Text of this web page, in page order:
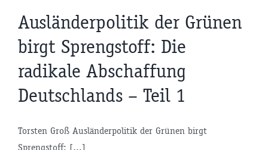
Ausländerpolitik der Grünen
birgt Sprengstoff: Die
radikale Abschaffung
Deutschlands – Teil 1
Torsten Groß Ausländerpolitik der Grünen birgt
Sprengstoff: [...]